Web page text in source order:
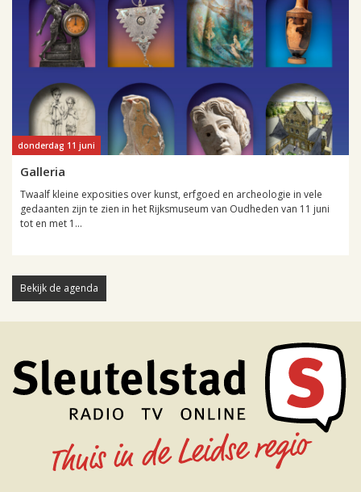
donderdag 11 juni
Galleria
Twaalf kleine exposities over kunst, erfgoed en archeologie in vele
gedaanten zijn te zien in het Rijksmuseum van Oudheden van 11 juni
tot en met 1...
Bekijk de agenda